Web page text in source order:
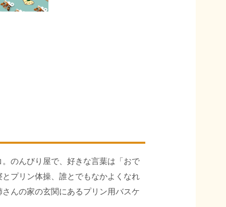
のんびり屋で、好きな言葉は「おで
プリン体操、誰とでもなかよくなれ
んの家の玄関にあるプリン用バスケ